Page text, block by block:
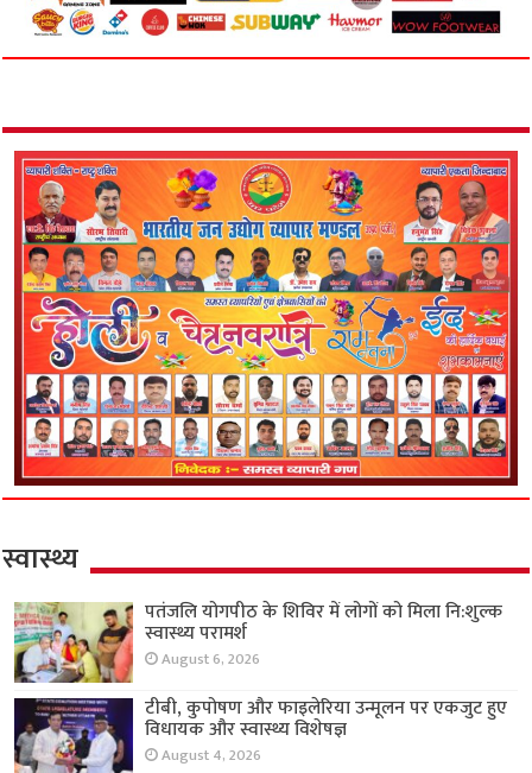
स्वास्थ्य
पतंजलि योगपीठ के शिविर में लोगों को मिला नि:शुल्क
स्वास्थ्य परामर्श
August 6, 2026
टीबी, कुपोषण और फाइलेरिया उन्मूलन पर एकजुट हुए
विधायक और स्वास्थ्य विशेषज्ञ
August 4, 2026